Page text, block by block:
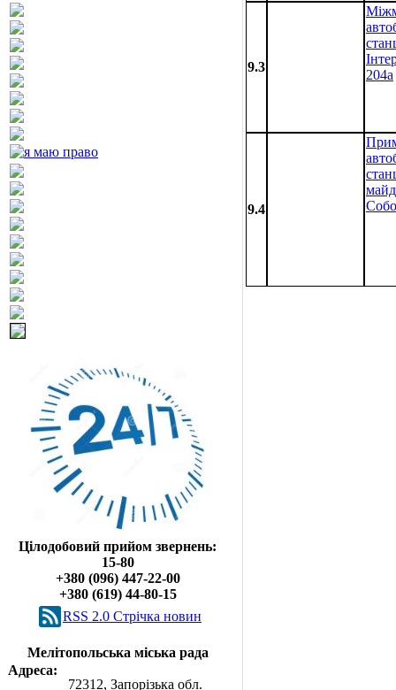
Цілодобовий прийом звернень:
15-80
+380 (096) 447-22-00
+380 (619) 44-80-15
RSS 2.0 Cтрічка новин
Мелітопольська міська рада
Адреса:
72312, Запорізька обл.
9.3
204а
9.4